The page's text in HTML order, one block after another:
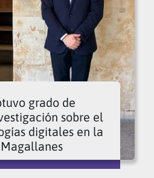
grado de
sobre el
digitales en la